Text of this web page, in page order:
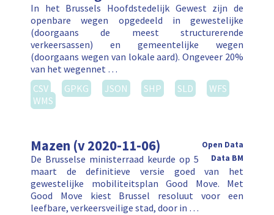
In het Brussels Hoofdstedelijk Gewest zijn de
openbare wegen opgedeeld in gewestelijke
(doorgaans de meest structurerende
verkeersassen) en gemeentelijke wegen
(doorgaans wegen van lokale aard). Ongeveer 20%
van het wegennet …
CSV
GPKG JSON SHP SLD
WFS
WMS
Mazen (v 2020-11-06)
Open Data
Data BM
De Brusselse ministerraad keurde op 5
maart de definitieve versie goed van het
gewestelijke mobiliteitsplan Good Move. Met
Good Move kiest Brussel resoluut voor een
leefbare, verkeersveilige stad, door in …